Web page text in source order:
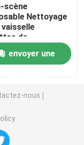
scène
Nettoyage
vaisselle
de
Léger
envoyer une
nous